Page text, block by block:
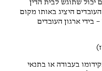
יכול שתוגש לבית הדין
היציג באותו מקום
בידי ארגון העובדים
בעבודה או בתנאי